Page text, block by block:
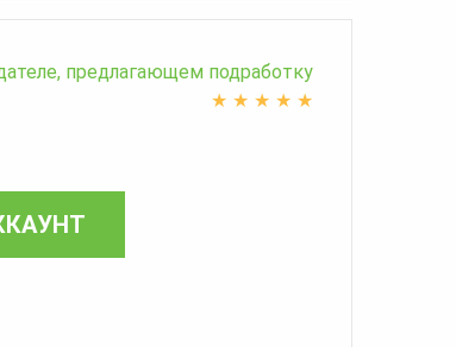
предлагающем подработку
★ ★ ★ ★ ★